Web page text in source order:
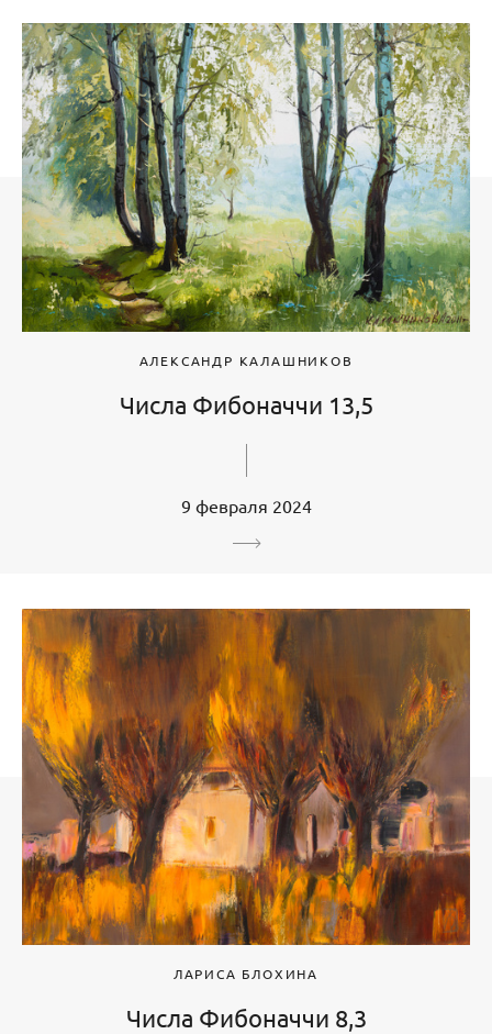
АЛЕКСАНДР КАЛАШНИКОВ
Числа Фибоначчи 13,5
9 февраля 2024
ЛАРИСА БЛОХИНА
Числа Фибоначчи 8,3